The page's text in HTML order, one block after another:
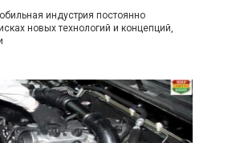
индустрия постоянно
новых технологий и концепций,